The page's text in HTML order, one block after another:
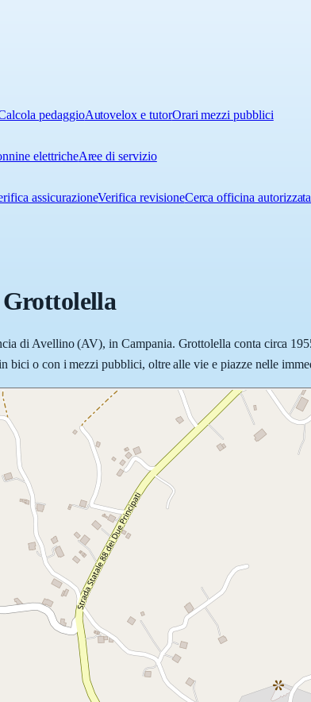
pedaggioAutovelox e tutorOrari mezzi pubblici
elettricheAree di servizio
assicurazioneVerifica revisioneCerca officina autorizzata
Grottolella
di Avellino (AV), in Campania. Grottolella conta circa
bici o con i mezzi pubblici, oltre alle vie e piazze nelle